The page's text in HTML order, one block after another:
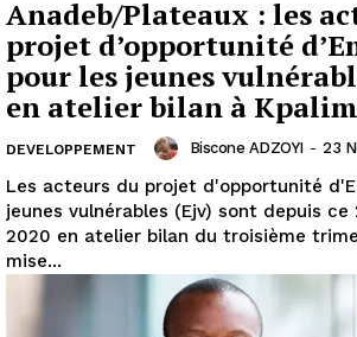
Anadeb/Plateaux : les
projet d’opportunité
pour les jeunes
en atelier bilan à
DEVELOPPEMENT Biscone ADZOYI - 23
Les acteurs du projet d'opportunité
jeunes vulnérables (Ejv) sont depuis ce
2020 en atelier bilan du troisième
mise...